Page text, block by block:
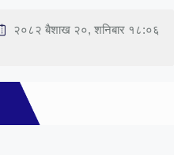
२०८२ बैशाख २०, शनिबार १८:०६